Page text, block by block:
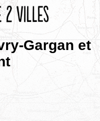
Gargan et